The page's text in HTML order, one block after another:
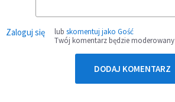
Zaloguj się lub skomentuj jako Gość
Twój komentarz będzie moderowany
DODAJ KOMENTARZ